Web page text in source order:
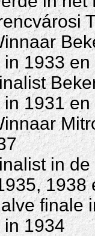
in 1933 en
in 1931 en
in
1938
finale
in 1934